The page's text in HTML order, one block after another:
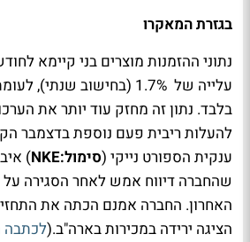
בגזרת המאקרו
נתוני ההזמנות מוצרים בני קיימא
בלבד. נתון זה מחזק עוד יותר את
להעלות ריבית פעם נוספת בדצמבר
ענקית הספורט נייקי (סימול:NKE
שהחברה דיווח אמש לאחר הסגירה על
האחרון. החברה אמנם הכתה את
הציגה ירידה במכירות בארה"ב.(